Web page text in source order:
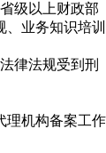
级以上财政部
业务知识培训
律法规受到刑
理机构备案工作